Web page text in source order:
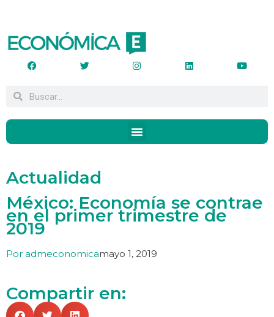
Actualidad
México: Economía se contrae
en el primer trimestre de
2019
Por admeconomicamayo 1, 2019
Compartir en: